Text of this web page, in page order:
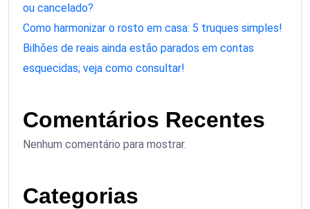
ou cancelado?
Como harmonizar o rosto em casa: 5 truques simples!
Bilhões de reais ainda estão parados em contas
esquecidas; veja como consultar!
Comentários Recentes
Nenhum comentário para mostrar.
Categorias